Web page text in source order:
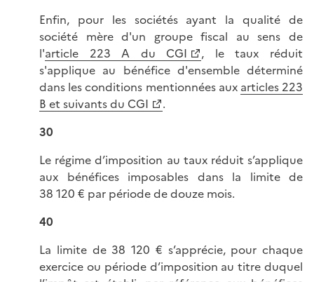
Enfin, pour les sociétés ayant la qualité de
société mère d'un groupe fiscal au sens de
l'article 223 A du CGI
, le taux réduit
s'applique au bénéfice d'ensemble déterminé
dans les conditions mentionnées aux articles 223
B et suivants du CGI
.
30
Le régime d’imposition au taux réduit s’applique
aux bénéfices imposables dans la limite de
38 120 € par période de douze mois.
40
La limite de 38 120 € s’apprécie, pour chaque
exercice ou période d’imposition au titre duquel